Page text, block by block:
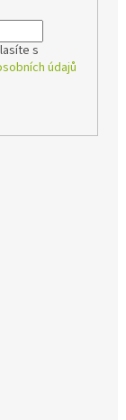
s
údajů